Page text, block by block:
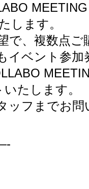
します。
で、複数点ご
イベント参加
たします。
ッフまでお問